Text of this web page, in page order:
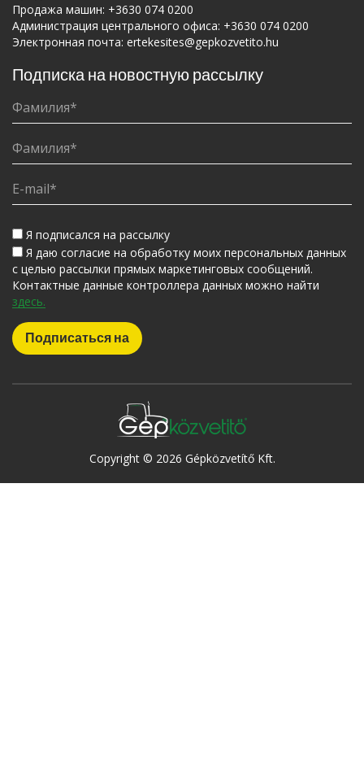
Продажа машин: +3630 074 0200
Администрация центрального офиса: +3630 074 0200
Электронная почта: ertekesites@gepkozvetito.hu
Подписка на новостную рассылку
Я подписался на рассылку
Я даю согласие на обработку моих персональных данных
с целью рассылки прямых маркетинговых сообщений.
Контактные данные контроллера данных можно найти
здесь.
Copyright © 2026 Gépközvetítő Kft.